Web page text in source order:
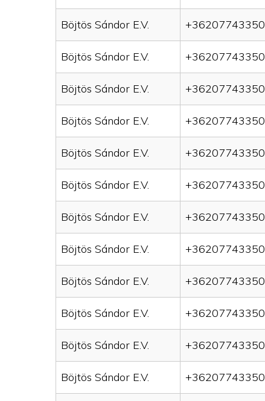
Böjtös Sándor E.V. +36207743350
Böjtös Sándor E.V. +36207743350
Böjtös Sándor E.V. +36207743350
Böjtös Sándor E.V. +36207743350
Böjtös Sándor E.V. +36207743350
Böjtös Sándor E.V. +36207743350
Böjtös Sándor E.V. +36207743350
Böjtös Sándor E.V. +36207743350
Böjtös Sándor E.V. +36207743350
Böjtös Sándor E.V. +36207743350
Böjtös Sándor E.V. +36207743350
Böjtös Sándor E.V. +36207743350